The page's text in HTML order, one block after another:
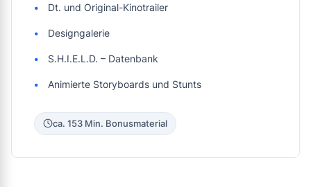
Dt. und Original-Kinotrailer
Designgalerie
S.H.I.E.L.D. – Datenbank
Animierte Storyboards und Stunts
ca. 153 Min. Bonusmaterial